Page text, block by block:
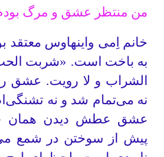
من منتظر عشق و مرگ
خانم اِمی واینهاوس
به باخت است. «شربت
الشراب و لا رویت. عشق
نه می‌تمام شد و نه
عشق عطش دیدن همان
پیش از سوختن در شمع